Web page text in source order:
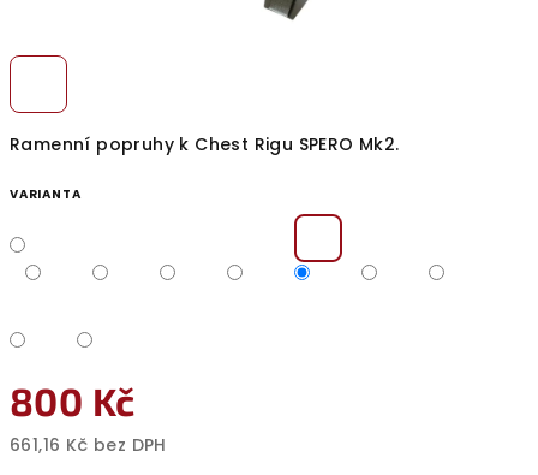
Ramenní popruhy k Chest Rigu SPERO Mk2.
VARIANTA
800 Kč
661,16 Kč bez DPH